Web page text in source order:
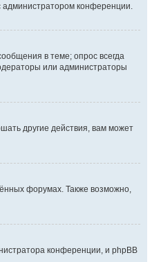
конференции.
в теме; опрос всегда
или администраторы
другие действия, вам может
форумах. Также возможно,
конференции, и phpBB